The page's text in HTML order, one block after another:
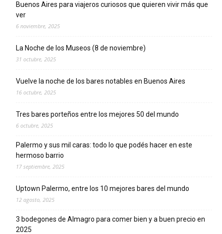
Buenos Aires para viajeros curiosos que quieren vivir más que
ver
6 noviembre, 2025
La Noche de los Museos (8 de noviembre)
31 octubre, 2025
Vuelve la noche de los bares notables en Buenos Aires
16 octubre, 2025
Tres bares porteños entre los mejores 50 del mundo
6 octubre, 2025
Palermo y sus mil caras: todo lo que podés hacer en este
hermoso barrio
17 septiembre, 2025
Uptown Palermo, entre los 10 mejores bares del mundo
12 agosto, 2025
3 bodegones de Almagro para comer bien y a buen precio en
2025